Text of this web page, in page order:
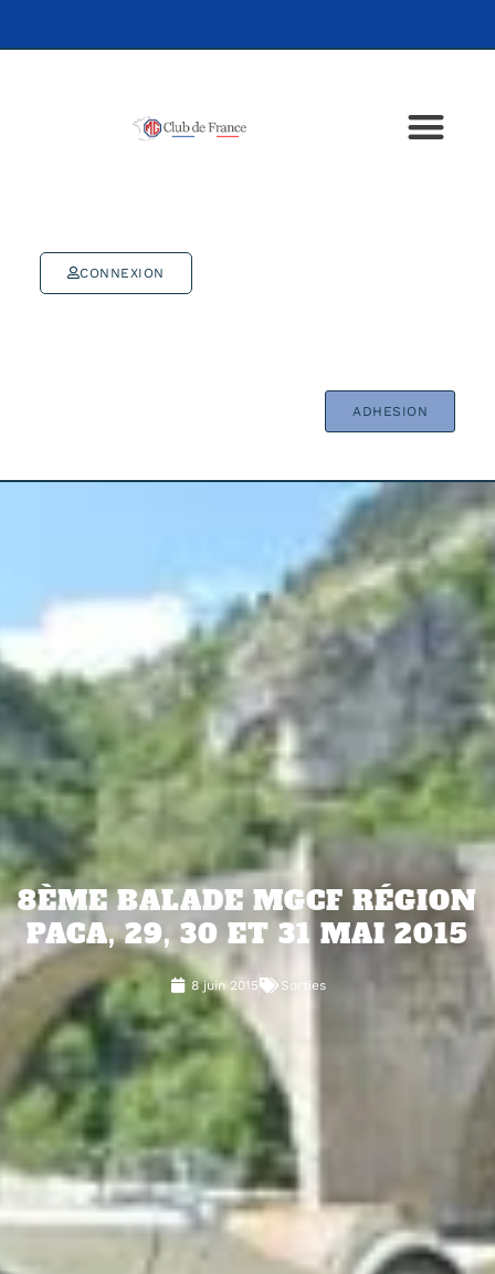
CONNEXION
ADHESION
8ÈME BALADE MGCF RÉGION
PACA, 29, 30 ET 31 MAI 2015
8 juin 2015 Sorties